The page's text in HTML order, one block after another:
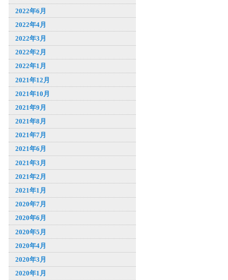
2022年6月
2022年4月
2022年3月
2022年2月
2022年1月
2021年12月
2021年10月
2021年9月
2021年8月
2021年7月
2021年6月
2021年3月
2021年2月
2021年1月
2020年7月
2020年6月
2020年5月
2020年4月
2020年3月
2020年1月